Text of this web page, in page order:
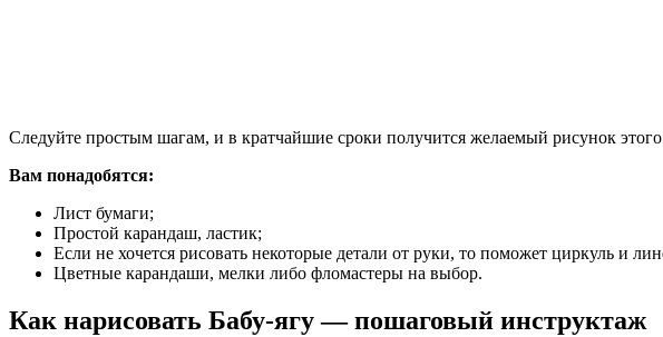
Следуйте простым шагам, и в кратчайшие сроки получится желаемый рисунок этого
Вам понадобятся:
Лист бумаги;
Простой карандаш, ластик;
Если не хочется рисовать некоторые детали от руки, то поможет циркуль и
Цветные карандаши, мелки либо фломастеры на выбор.
Как нарисовать Бабу-ягу — пошаговый инструктаж